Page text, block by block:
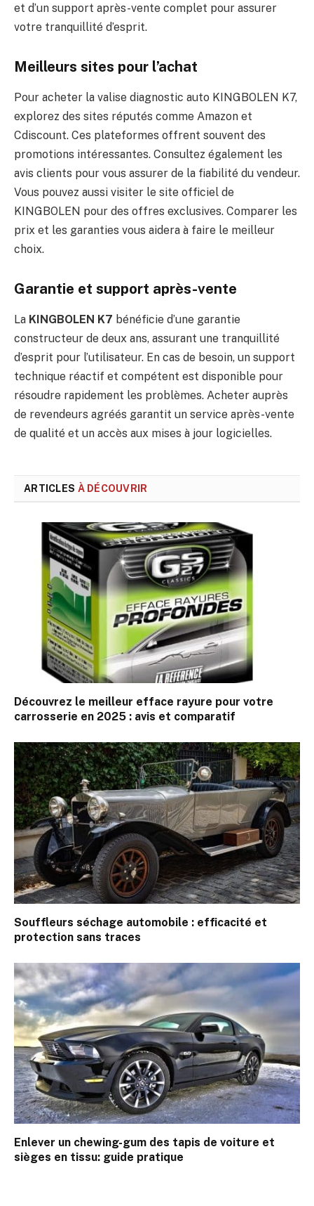
et d’un support après-vente complet pour assurer
votre tranquillité d’esprit.
Meilleurs sites pour l’achat
Pour acheter la valise diagnostic auto KINGBOLEN K7,
explorez des sites réputés comme Amazon et
Cdiscount. Ces plateformes offrent souvent des
promotions intéressantes. Consultez également les
avis clients pour vous assurer de la fiabilité du vendeur.
Vous pouvez aussi visiter le site officiel de
KINGBOLEN pour des offres exclusives. Comparer les
prix et les garanties vous aidera à faire le meilleur
choix.
Garantie et support après-vente
La KINGBOLEN K7 bénéficie d’une garantie
constructeur de deux ans, assurant une tranquillité
d’esprit pour l’utilisateur. En cas de besoin, un support
technique réactif et compétent est disponible pour
résoudre rapidement les problèmes. Acheter auprès
de revendeurs agréés garantit un service après-vente
de qualité et un accès aux mises à jour logicielles.
ARTICLES À DÉCOUVRIR
Découvrez le meilleur efface rayure pour votre
carrosserie en 2025 : avis et comparatif
Souffleurs séchage automobile : efficacité et
protection sans traces
Enlever un chewing-gum des tapis de voiture et
sièges en tissu: guide pratique